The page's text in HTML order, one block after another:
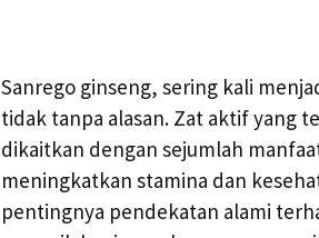
Sanrego ginseng, sering kali
tidak tanpa alasan. Zat aktif yang
dikaitkan dengan sejumlah
meningkatkan stamina dan
pentingnya pendekatan alami